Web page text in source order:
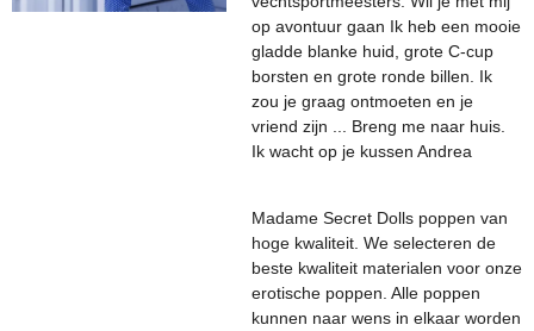
op avontuur gaan Ik heb een mooie
gladde blanke huid, grote C-cup
borsten en grote ronde billen. Ik
zou je graag ontmoeten en je
vriend zijn ... Breng me naar huis.
Ik wacht op je kussen Andrea
Madame Secret Dolls poppen van
hoge kwaliteit. We selecteren de
beste kwaliteit materialen voor onze
erotische poppen. Alle poppen
kunnen naar wens in elkaar worden